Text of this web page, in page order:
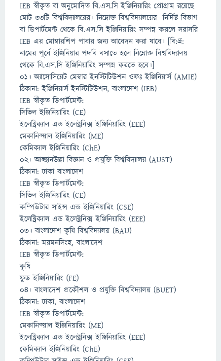
IEB স্বীকৃত বা অনুমোদিত বি.এস.সি ইঞ্জিনিয়ারিং প্রোগ্রাম রয়েছে
মোট ৩৩টি বিশ্ববিদ্যালয়ের। নিম্নোক্ত বিশ্ববিদ্যালয়ের নির্দিষ্ট বিভাগ
বা ডিপার্টমেন্ট থেকে বি.এস.সি ইঞ্জিনিয়ারিং সম্পন্ন করলে সরাসরি
IEB এর মোম্বারশিপ পাবার জন্য আবেদন করা যাবে। [বি:দ্র:
নামের পূর্বে ইঞ্জিনিয়ার পদবি বসাতে হলে নিম্নোক্ত বিশ্ববিদ্যালয়
থেকে বি.এস.সি ইঞ্জিনিয়ারিং সম্পন্ন করতে হবে।]
০১। অ্যাসোসিয়েট মেম্বার ইনস্টিটিউশন ওফঃ ইঞ্জিনিয়ার্স (AMIE)
ঠিকানা: ইঞ্জিনিয়ার্স ইনস্টিটিউশন, বাংলাদেশ (IEB)
IEB স্বীকৃত ডিপার্টমেন্ট:
সিভিল ইঞ্জিনিয়ারিং (CE)
ইলেক্ট্রিক্যাল এন্ড ইলেক্ট্রনিক্স ইঞ্জিনিয়ারিং (EEE)
মেকানিক্য়াল ইঞ্জিনিয়ারিং (ME)
কেমিক্যাল ইঞ্জিনিয়ারিং (ChE)
০২। আহ্ছানউল্লা বিজ্ঞান ও প্রযুক্তি বিশ্ববিদ্যালয় (AUST)
ঠিকানা: ঢাকা বাংলাদেশ
IEB স্বীকৃত ডিপার্টমেন্ট:
সিভিল ইঞ্জিনিয়ারিং (CE)
কম্পিউটার সাইন্স এন্ড ইঞ্জিনিয়ারিং (CSE)
ইলেক্ট্রিক্যাল এন্ড ইলেক্ট্রনিক্স ইঞ্জিনিয়ারিং (EEE)
০৩। বাংলাদেশ কৃষি বিশ্ববিদ্যালয় (BAU)
ঠিকানা: ময়মনসিংহ, বাংলাদেশ
IEB স্বীকৃত ডিপার্টমেন্ট:
কৃষি
ফুড ইঞ্জিনিয়ারিং (FE)
০৪। বাংলাদেশ প্রকৌশল ও প্রযুক্তি বিশ্ববিদ্যালয় (BUET)
ঠিকানা: ঢাকা, বাংলাদেশ
IEB স্বীকৃত ডিপার্টমেন্ট:
মেকানিক্য়াল ইঞ্জিনিয়ারিং (ME)
ইলেক্ট্রিক্যাল এন্ড ইলেক্ট্রনিক্স ইঞ্জিনিয়ারিং (EEE)
কেমিক্যাল ইঞ্জিনিয়ারিং (ChE)